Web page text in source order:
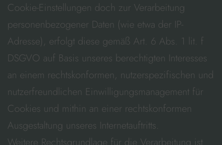
Cookie-Einstellungen doch zur Verarbeitung
personenbezogener Daten (wie etwa der IP-
Adresse), erfolgt diese gemäß Art. 6 Abs. 1 lit. f
DSGVO auf Basis unseres berechtigten Interesses
an einem rechtskonformen, nutzerspezifischen und
nutzerfreundlichen Einwilligungsmanagement für
Cookies und mithin an einer rechtskonformen
Ausgestaltung unseres Internetauftritts.